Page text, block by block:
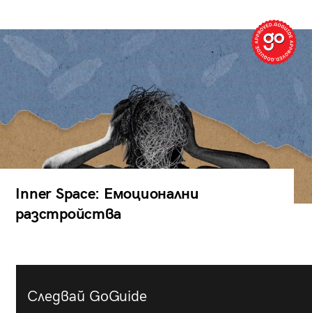
Inner Space: Емоционални
разстройства
Следвай GoGuide